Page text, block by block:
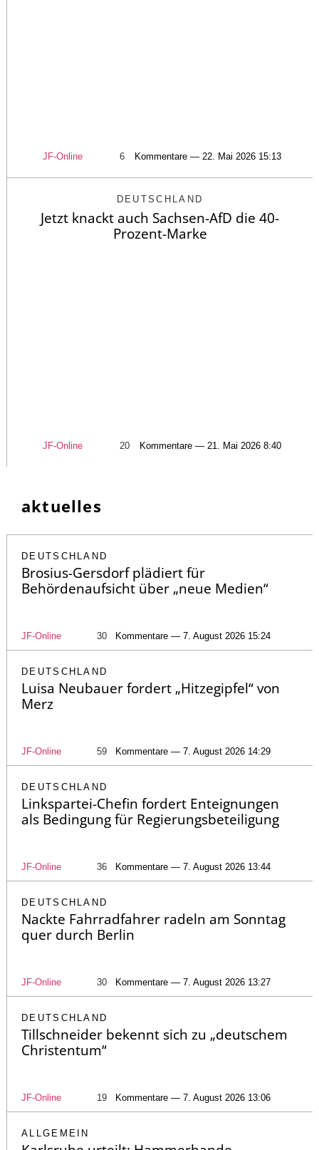
JF-Online 6 Kommentare — 22. Mai 2026 15:13
DEUTSCHLAND
Jetzt knackt auch Sachsen-AfD die 40-
Prozent-Marke
JF-Online 20 Kommentare — 21. Mai 2026 8:40
aktuelles
DEUTSCHLAND
Brosius-Gersdorf plädiert für
Behördenaufsicht über „neue Medien“
JF-Online 30 Kommentare — 7. August 2026 15:24
DEUTSCHLAND
Luisa Neubauer fordert „Hitzegipfel“ von
Merz
JF-Online 59 Kommentare — 7. August 2026 14:29
DEUTSCHLAND
Linkspartei-Chefin fordert Enteignungen
als Bedingung für Regierungsbeteiligung
JF-Online 36 Kommentare — 7. August 2026 13:44
DEUTSCHLAND
Nackte Fahrradfahrer radeln am Sonntag
quer durch Berlin
JF-Online 30 Kommentare — 7. August 2026 13:27
DEUTSCHLAND
Tillschneider bekennt sich zu „deutschem
Christentum“
JF-Online 19 Kommentare — 7. August 2026 13:06
ALLGEMEIN